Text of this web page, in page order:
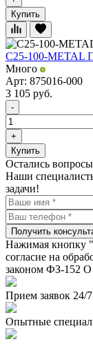
Купить
C25-100-METAL
Много
Арт: 875016-000
3 105 руб.
-
+
Купить
Остались
Наши
задачи!
Получить
Нажимая кнопку
согласие на
законом ФЗ-152
Прием заявок 24/
Опытные